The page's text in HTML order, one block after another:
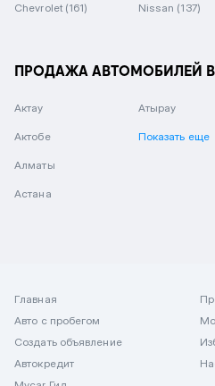
Chevrolet (161) Nissan (137)
ПРОДАЖА АВТОМОБИЛЕЙ
Актау
Актобе
Алматы
Астана
Атырау
Показать еще
Главная
Авто с пробегом
Создать объявление
Автокредит